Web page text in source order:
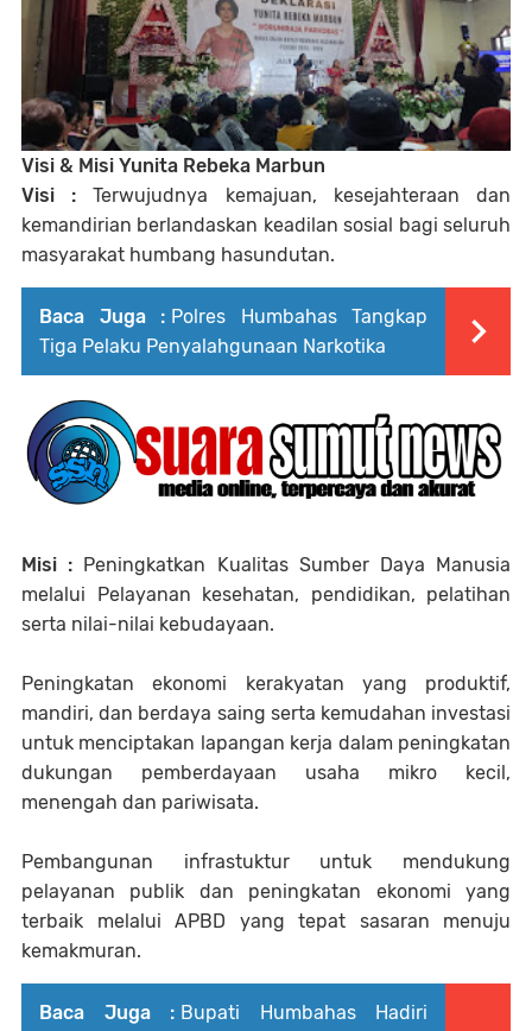
Visi & Misi Yunita Rebeka Marbun
Visi :Terwujudnya kemajuan, kesejahteraan dan
kemandirian berlandaskan keadilan sosial bagi seluruh
masyarakat humbang hasundutan.
Baca Juga : Polres Humbahas Tangkap
Tiga Pelaku Penyalahgunaan Narkotika
Misi : Peningkatkan Kualitas Sumber Daya Manusia
melalui Pelayanan kesehatan, pendidikan, pelatihan
serta nilai-nilai kebudayaan.
Peningkatan ekonomi kerakyatan yang produktif,
mandiri, dan berdaya saing serta kemudahan investasi
untuk menciptakan lapangan kerja dalam peningkatan
dukungan pemberdayaan usaha mikro kecil,
menengah dan pariwisata.
Pembangunan infrastuktur untuk mendukung
pelayanan publik dan peningkatan ekonomi yang
terbaik melalui APBD yang tepat sasaran menuju
kemakmuran.
Baca Juga : Bupati Humbahas Hadiri